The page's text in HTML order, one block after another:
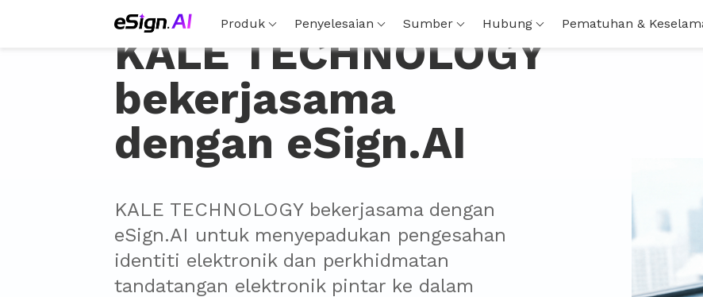
Produk Penyelesaian Sumber Hubung Pematuhan &
KALE TECHNOLOGY
bekerjasama
dengan eSign.AI
KALE TECHNOLOGY bekerjasama dengan
eSign.AI untuk menyepadukan pengesahan
identiti elektronik dan perkhidmatan
tandatangan elektronik pintar ke dalam